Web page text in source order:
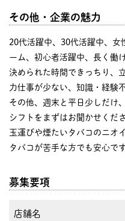
その他・企業の魅力
20代活躍中、30代活躍中、女
ーム、初心者活躍中、長く働
決められた時間できっちり、
力仕事が少ない、知識・経験
その他、週末と平日少しだけ
シフトをまずはお聞かせくだ
玉運びや煙たいタバコのニオ
タバコが苦手な方でも安心で
募集要項
店舗名